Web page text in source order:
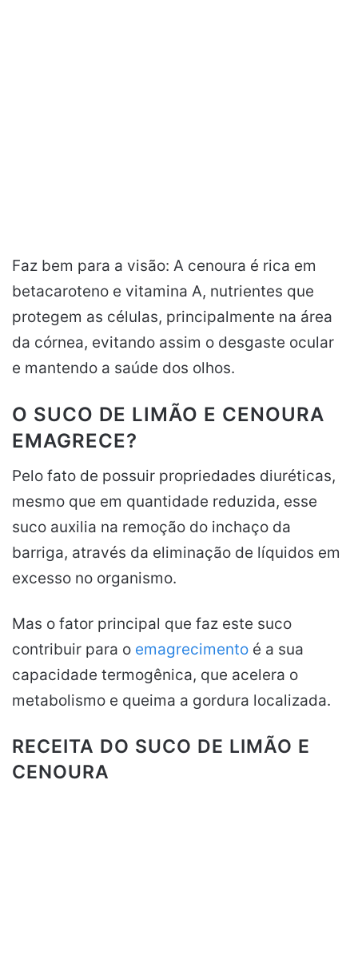
Faz bem para a visão: A cenoura é rica em
betacaroteno e vitamina A, nutrientes que
protegem as células, principalmente na área
da córnea, evitando assim o desgaste ocular
e mantendo a saúde dos olhos.
O SUCO DE LIMÃO E CENOURA
EMAGRECE?
Pelo fato de possuir propriedades diuréticas,
mesmo que em quantidade reduzida, esse
suco auxilia na remoção do inchaço da
barriga, através da eliminação de líquidos em
excesso no organismo.
Mas o fator principal que faz este suco
contribuir para o emagrecimento é a sua
capacidade termogênica, que acelera o
metabolismo e queima a gordura localizada.
RECEITA DO SUCO DE LIMÃO E
CENOURA